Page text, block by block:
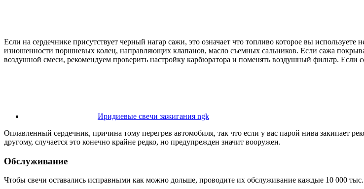
Если на сердечнике присутствует черный нагар сажи, это означает что топливо которое вы
изношенности поршневых колец, направляющих клапанов, масло съемных сальников. Если сажа
воздушной смеси, рекомендуем проверить настройку карбюратора и поменять воздушный фильтр. Если
Иридиевые свечи зажигания ngk
Оплавленный сердечник, причина тому перегрев автомобиля, так что если у вас парой нива закипает
другому, случается это конечно крайне редко, но предупрежден значит вооружен.
Обслуживание
Чтобы свечи оставались исправными как можно дольше, проводите их обслуживание каждые 10 000